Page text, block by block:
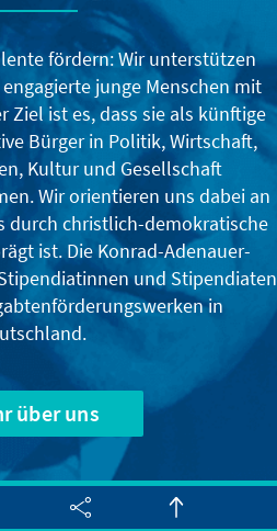
fördern: Wir unterstützen
junge Menschen mit
Ziel ist es, dass sie als künftige
Bürger in Politik, Wirtschaft,
Kultur und Gesellschaft
Wir orientieren uns dabei an
durch christlich-demokratische
ist. Die Konrad-Adenauer-
und Stipendiaten
in
über uns